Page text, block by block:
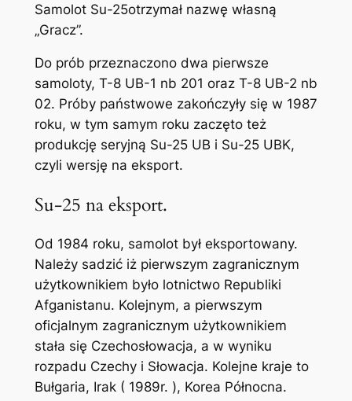
Samolot Su-25otrzymał nazwę własną
„Gracz”.
Do prób przeznaczono dwa pierwsze
samoloty, T-8 UB-1 nb 201 oraz T-8 UB-2 nb
02. Próby państwowe zakończyły się w 1987
roku, w tym samym roku zaczęto też
produkcję seryjną Su-25 UB i Su-25 UBK,
czyli wersję na eksport.
Su-25 na eksport.
Od 1984 roku, samolot był eksportowany.
Należy sadzić iż pierwszym zagranicznym
użytkownikiem było lotnictwo Republiki
Afganistanu. Kolejnym, a pierwszym
oficjalnym zagranicznym użytkownikiem
stała się Czechosłowacja, a w wyniku
rozpadu Czechy i Słowacja. Kolejne kraje to
Bułgaria, Irak ( 1989r. ), Korea Północna.